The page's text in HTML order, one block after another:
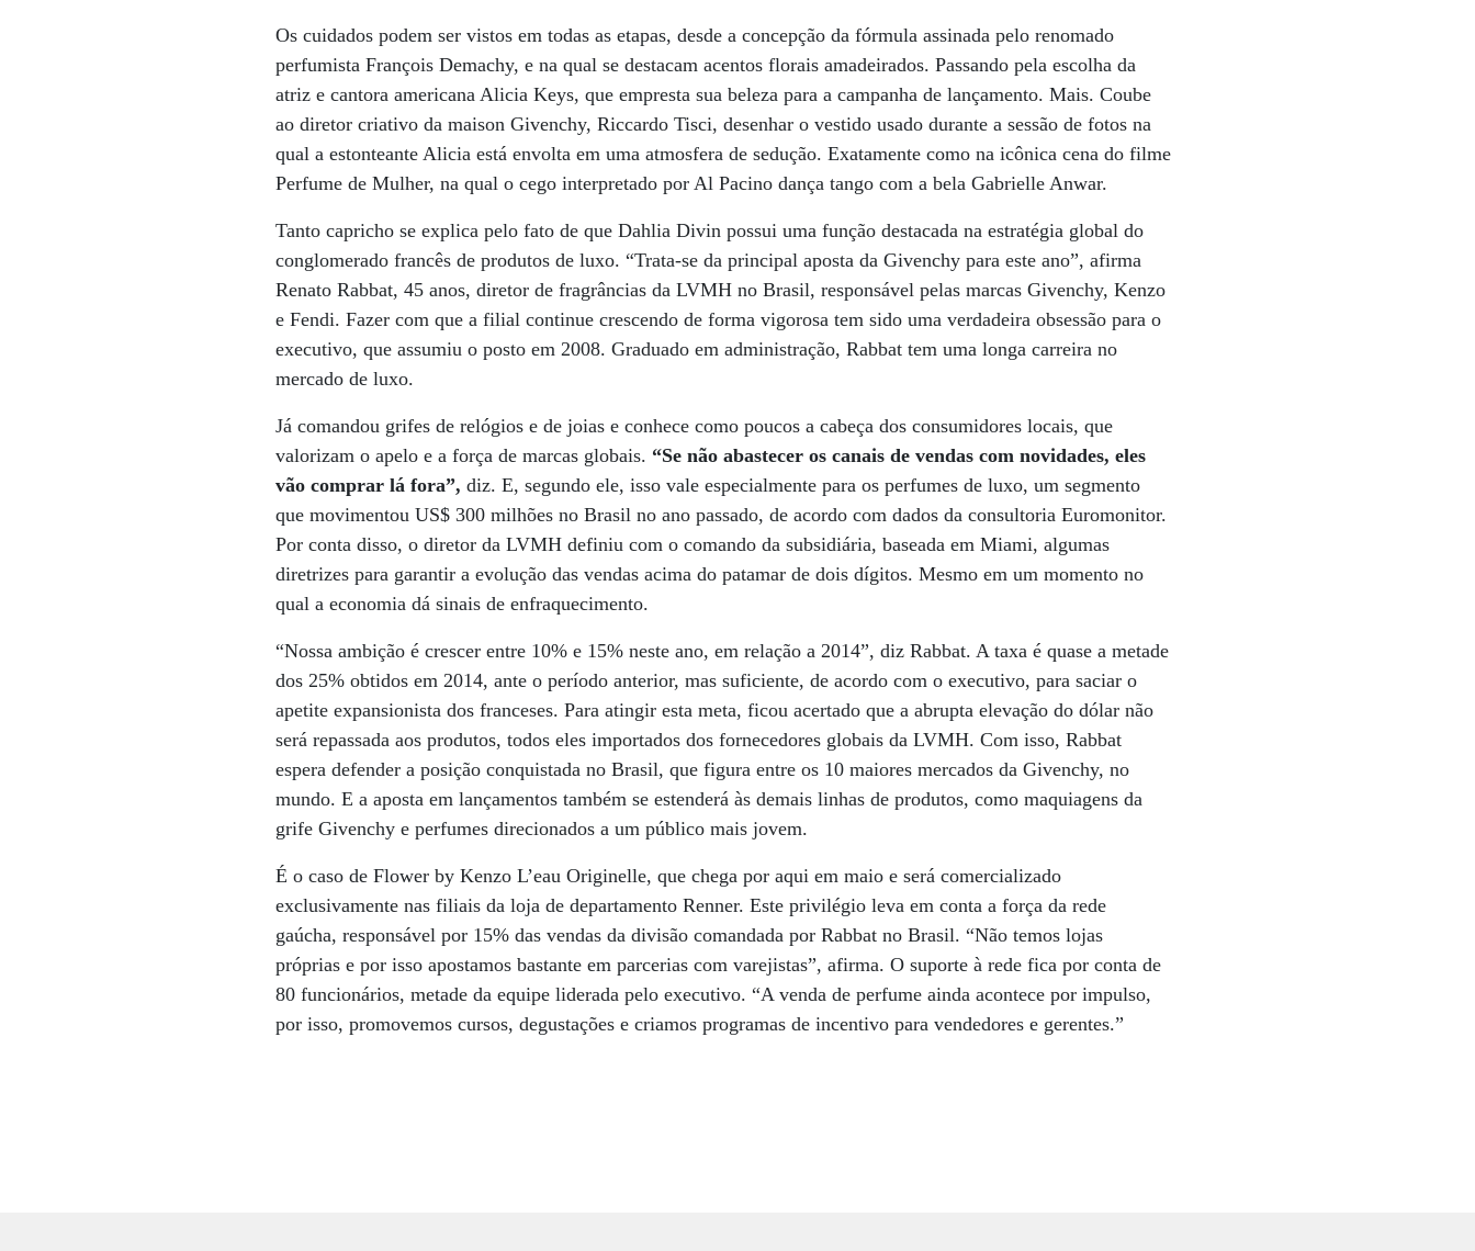
Os cuidados podem ser vistos em todas as etapas, desde a concepção da fórmula assinada pelo renomado
perfumista François Demachy, e na qual se destacam acentos florais amadeirados. Passando pela escolha da
atriz e cantora americana Alicia Keys, que empresta sua beleza para a campanha de lançamento. Mais. Coube
ao diretor criativo da maison Givenchy, Riccardo Tisci, desenhar o vestido usado durante a sessão de fotos na
qual a estonteante Alicia está envolta em uma atmosfera de sedução. Exatamente como na icônica cena do filme
Perfume de Mulher, na qual o cego interpretado por Al Pacino dança tango com a bela Gabrielle Anwar.
Tanto capricho se explica pelo fato de que Dahlia Divin possui uma função destacada na estratégia global do
conglomerado francês de produtos de luxo. “Trata-se da principal aposta da Givenchy para este ano”, afirma
Renato Rabbat, 45 anos, diretor de fragrâncias da LVMH no Brasil, responsável pelas marcas Givenchy, Kenzo
e Fendi. Fazer com que a filial continue crescendo de forma vigorosa tem sido uma verdadeira obsessão para o
executivo, que assumiu o posto em 2008. Graduado em administração, Rabbat tem uma longa carreira no
mercado de luxo.
Já comandou grifes de relógios e de joias e conhece como poucos a cabeça dos consumidores locais, que
valorizam o apelo e a força de marcas globais. “Se não abastecer os canais de vendas com novidades, eles
vão comprar lá fora”, diz. E, segundo ele, isso vale especialmente para os perfumes de luxo, um segmento
que movimentou US$ 300 milhões no Brasil no ano passado, de acordo com dados da consultoria Euromonitor.
Por conta disso, o diretor da LVMH definiu com o comando da subsidiária, baseada em Miami, algumas
diretrizes para garantir a evolução das vendas acima do patamar de dois dígitos. Mesmo em um momento no
qual a economia dá sinais de enfraquecimento.
“Nossa ambição é crescer entre 10% e 15% neste ano, em relação a 2014”, diz Rabbat. A taxa é quase a metade
dos 25% obtidos em 2014, ante o período anterior, mas suficiente, de acordo com o executivo, para saciar o
apetite expansionista dos franceses. Para atingir esta meta, ficou acertado que a abrupta elevação do dólar não
será repassada aos produtos, todos eles importados dos fornecedores globais da LVMH. Com isso, Rabbat
espera defender a posição conquistada no Brasil, que figura entre os 10 maiores mercados da Givenchy, no
mundo. E a aposta em lançamentos também se estenderá às demais linhas de produtos, como maquiagens da
grife Givenchy e perfumes direcionados a um público mais jovem.
É o caso de Flower by Kenzo L’eau Originelle, que chega por aqui em maio e será comercializado
exclusivamente nas filiais da loja de departamento Renner. Este privilégio leva em conta a força da rede
gaúcha, responsável por 15% das vendas da divisão comandada por Rabbat no Brasil. “Não temos lojas
próprias e por isso apostamos bastante em parcerias com varejistas”, afirma. O suporte à rede fica por conta de
80 funcionários, metade da equipe liderada pelo executivo. “A venda de perfume ainda acontece por impulso,
por isso, promovemos cursos, degustações e criamos programas de incentivo para vendedores e gerentes.”